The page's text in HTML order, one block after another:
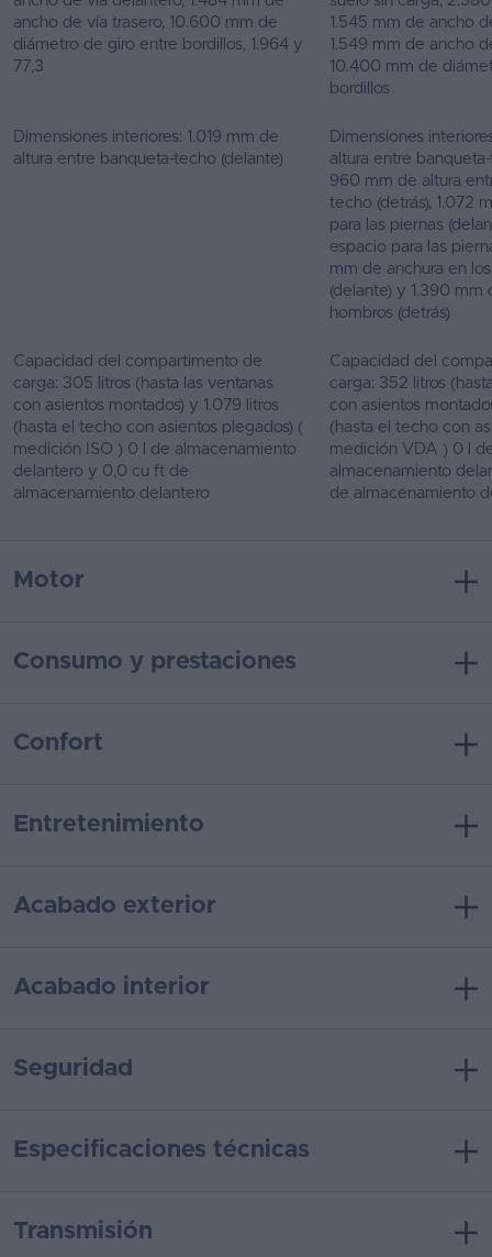
ancho de vía trasero, 10.600 mm de
diámetro de giro entre bordillos, 1.964 y
77,3
1.545 mm de ancho
1.549 mm de ancho
10.400 mm de
bordillos
Dimensiones interiores: 1.019 mm de
altura entre banqueta-techo (delante)
Dimensiones
altura entre
960 mm de altura
techo (detrás), 1.072
para las piernas
espacio para las
mm de anchura en
(delante) y 1.390 mm
hombros (detrás)
Capacidad del compartimento de
carga: 305 litros (hasta las ventanas
con asientos montados) y 1.079 litros
(hasta el techo con asientos plegados) (
medición ISO ) 0 l de almacenamiento
delantero y 0,0 cu ft de
almacenamiento delantero
Capacidad del
carga: 352 litros
con asientos
(hasta el techo con
medición VDA ) 0 l
almacenamiento
de almacenamiento
Motor
Consumo y prestaciones
Confort
Entretenimiento
Acabado exterior
Acabado interior
Seguridad
Especificaciones técnicas
Transmisión